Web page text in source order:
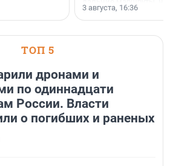
острова Африки и Азии,
свидетельствуют
3 августа, 16:36
ТОП 5
дронами и
по одиннадцати
России. Власти
о погибших и раненых